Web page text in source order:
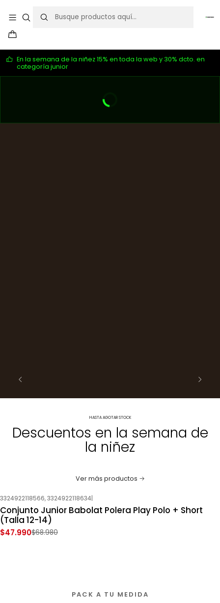
En la semana de la niñez 15% en toda la web y 30% dcto. en
categoría junior
HASTA AGOTAR STOCK
Descuentos en la semana de
la niñez
Ver más productos
-30%OFF
Nuevo
3324922118566, 3324922118634|
Conjunto Junior Babolat Polera Play Polo + Short
(Talla 12-14)
$47.990$68.980
PACK A TU MEDIDA